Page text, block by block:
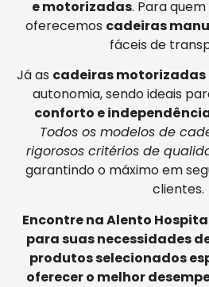
e motorizadas. Para
oferecemos cadeiras
fáceis de
Já as cadeiras motorizadas
autonomia, sendo ideais
conforto e
Todos os modelos de
rigorosos critérios de
garantindo o máximo em
clientes.
Encontre na Alento
para suas necessidades
produtos selecionados
oferecer o melhor